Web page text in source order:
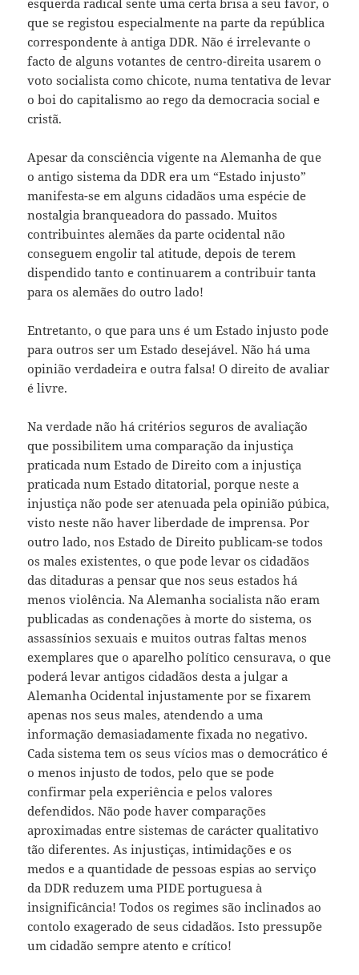
esquerda radical sente uma certa brisa a seu favor, o
que se registou especialmente na parte da república
correspondente à antiga DDR. Não é irrelevante o
facto de alguns votantes de centro-direita usarem o
voto socialista como chicote, numa tentativa de levar
o boi do capitalismo ao rego da democracia social e
cristã.
Apesar da consciência vigente na Alemanha de que
o antigo sistema da DDR era um “Estado injusto”
manifesta-se em alguns cidadãos uma espécie de
nostalgia branqueadora do passado. Muitos
contribuintes alemães da parte ocidental não
conseguem engolir tal atitude, depois de terem
dispendido tanto e continuarem a contribuir tanta
para os alemães do outro lado!
Entretanto, o que para uns é um Estado injusto pode
para outros ser um Estado desejável. Não há uma
opinião verdadeira e outra falsa! O direito de avaliar
é livre.
Na verdade não há critérios seguros de avaliação
que possibilitem uma comparação da injustiça
praticada num Estado de Direito com a injustiça
praticada num Estado ditatorial, porque neste a
injustiça não pode ser atenuada pela opinião púbica,
visto neste não haver liberdade de imprensa. Por
outro lado, nos Estado de Direito publicam-se todos
os males existentes, o que pode levar os cidadãos
das ditaduras a pensar que nos seus estados há
menos violência. Na Alemanha socialista não eram
publicadas as condenações à morte do sistema, os
assassínios sexuais e muitos outras faltas menos
exemplares que o aparelho político censurava, o que
poderá levar antigos cidadãos desta a julgar a
Alemanha Ocidental injustamente por se fixarem
apenas nos seus males, atendendo a uma
informação demasiadamente fixada no negativo.
Cada sistema tem os seus vícios mas o democrático é
o menos injusto de todos, pelo que se pode
confirmar pela experiência e pelos valores
defendidos. Não pode haver comparações
aproximadas entre sistemas de carácter qualitativo
tão diferentes. As injustiças, intimidações e os
medos e a quantidade de pessoas espias ao serviço
da DDR reduzem uma PIDE portuguesa à
insignificância! Todos os regimes são inclinados ao
contolo exagerado de seus cidadãos. Isto pressupõe
um cidadão sempre atento e crítico!